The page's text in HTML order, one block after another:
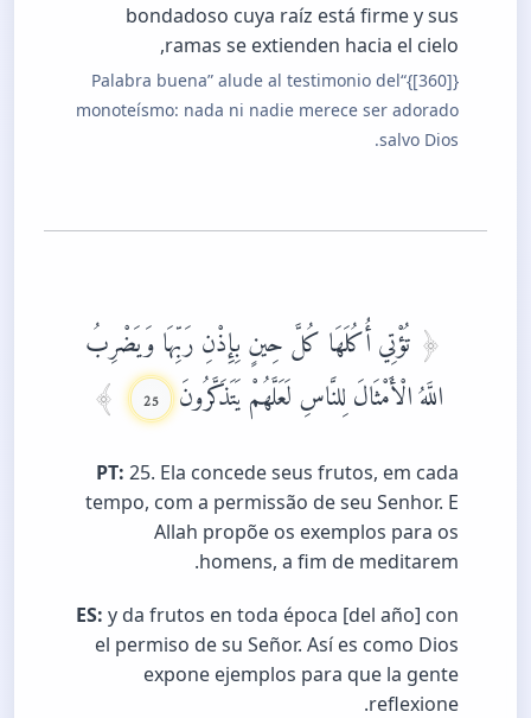
bondadoso cuya raíz está firme y sus
ramas se extienden hacia el cielo,
{[360]}“Palabra buena” alude al testimonio del
monoteísmo: nada ni nadie merece ser adorado
salvo Dios.
تُؤْتِي أُكُلَهَا كُلَّ حِينٍ بِإِذْنِ رَبِّهَا وَيَضْرِبُ
اللَّهُ الْأَمْثَالَ لِلنَّاسِ لَعَلَّهُمْ يَتَذَكَّرُونَ 25
PT: 25. Ela concede seus frutos, em cada
tempo, com a permissão de seu Senhor. E
Allah propõe os exemplos para os
homens, a fim de meditarem.
ES: y da frutos en toda época [del año] con
el permiso de su Señor. Así es como Dios
expone ejemplos para que la gente
reflexione.